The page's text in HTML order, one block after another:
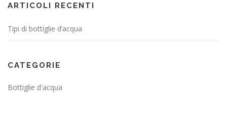
ARTICOLI RECENTI
Tipi di bottiglie d’acqua
CATEGORIE
Bottiglie d'acqua